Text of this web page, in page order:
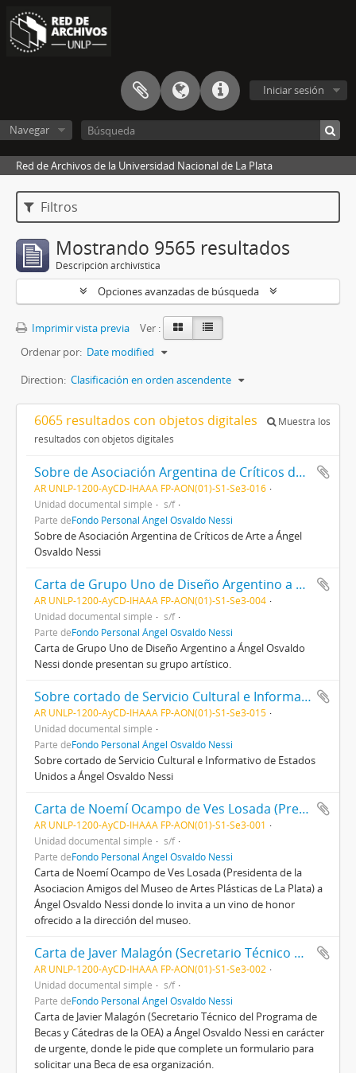
Iniciar sesión
Navegar
Red de Archivos de la Universidad Nacional de La Plata
Filtros
Mostrando 9565 resultados
Descripción archivística
Opciones avanzadas de búsqueda
Imprimir vista previa
Ver :
Ordenar por: Date modified
Direction: Clasificación en orden ascendente
6065 resultados con objetos digitales
Muestra los
resultados con objetos digitales
Sobre de Asociación Argentina de Críticos de Arte a Ángel Osvaldo Nessi
AR UNLP-1200-AyCD-IHAAA FP-AON(01)-S1-Se3-016
Unidad documental simple
s/f
Parte deFondo Personal Ángel Osvaldo Nessi
Sobre de Asociación Argentina de Críticos de Arte a Ángel
Osvaldo Nessi
Carta de Grupo Uno de Diseño Argentino a Ángel Osvaldo Nessi
AR UNLP-1200-AyCD-IHAAA FP-AON(01)-S1-Se3-004
Unidad documental simple
s/f
Parte deFondo Personal Ángel Osvaldo Nessi
Carta de Grupo Uno de Diseño Argentino a Ángel Osvaldo
Nessi donde presentan su grupo artístico.
Sobre cortado de Servicio Cultural e Informativo de Estados Unidos a Ángel Osvaldo Nessi
AR UNLP-1200-AyCD-IHAAA FP-AON(01)-S1-Se3-015
Unidad documental simple
Parte deFondo Personal Ángel Osvaldo Nessi
Sobre cortado de Servicio Cultural e Informativo de Estados
Unidos a Ángel Osvaldo Nessi
Carta de Noemí Ocampo de Ves Losada (Presidenta de la Asociación de Amigos del Museo de Artes Plásticas de La Plata) a Ángel Osvaldo Nessi
AR UNLP-1200-AyCD-IHAAA FP-AON(01)-S1-Se3-001
Unidad documental simple
s/f
Parte deFondo Personal Ángel Osvaldo Nessi
Carta de Noemí Ocampo de Ves Losada (Presidenta de la
Asociacion Amigos del Museo de Artes Plásticas de La Plata) a
Ángel Osvaldo Nessi donde lo invita a un vino de honor
ofrecido a la dirección del museo.
Carta de Javer Malagón (Secretario Técnico del Programa de Becas y Cátedras de la OEA) a Ángel Osvaldo Nessi
AR UNLP-1200-AyCD-IHAAA FP-AON(01)-S1-Se3-002
Unidad documental simple
s/f
Parte deFondo Personal Ángel Osvaldo Nessi
Carta de Javier Malagón (Secretario Técnico del Programa de
Becas y Cátedras de la OEA) a Ángel Osvaldo Nessi en carácter
de urgente, donde le pide que complete un formulario para
solicitar una Beca de esa organización.